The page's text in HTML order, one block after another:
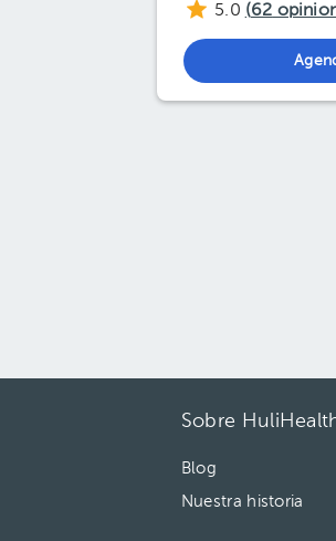
5.0 (62
Sobre
Blog
Nuestra historia